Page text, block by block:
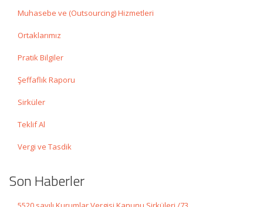
Muhasebe ve (Outsourcing) Hizmetleri
Ortaklarımız
Pratik Bilgiler
Şeffaflık Raporu
Sirküler
Teklif Al
Vergi ve Tasdik
Son Haberler